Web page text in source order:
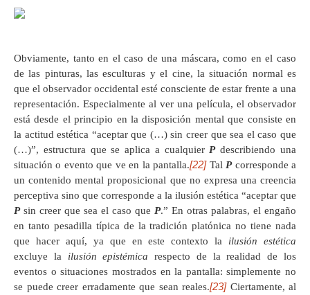
Obviamente, tanto en el caso de una máscara, como en el caso
de las pinturas, las esculturas y el cine, la situación normal es
que el observador occidental esté consciente de estar frente a una
representación. Especialmente al ver una película, el observador
está desde el principio en la disposición mental que consiste en
la actitud estética “aceptar que (…) sin creer que sea el caso que
(…)”, estructura que se aplica a cualquier Pdescribiendo una
situación o evento que ve en la pantalla.[22]Tal Pcorresponde a
un contenido mental proposicional que no expresa una creencia
perceptiva sino que corresponde a la ilusión estética “aceptar que
Psin creer que sea el caso que P.” En otras palabras, el engaño
en tanto pesadilla típica de la tradición platónica no tiene nada
que hacer aquí, ya que en este contexto la ilusión estética
excluye la ilusión epistémica respecto de la realidad de los
eventos o situaciones mostrados en la pantalla: simplemente no
se puede creer erradamente que sean reales.[23]Ciertamente, al